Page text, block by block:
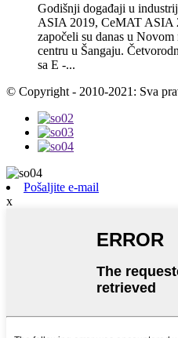
Godišnji događaji u
ASIA 2019, CeMAT
započeli su danas u
centru u Šangaju.
sa E -...
© Copyright - 2010-2021: Sva
Pošaljite e-mail
x